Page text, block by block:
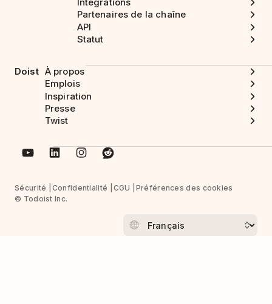
Partenaires de la chaîne
API
Statut
Doist À propos
Emplois
Inspiration
Presse
Twist
Sécurité Confidentialité CGU
Préférences des cookies
© Todoist Inc.